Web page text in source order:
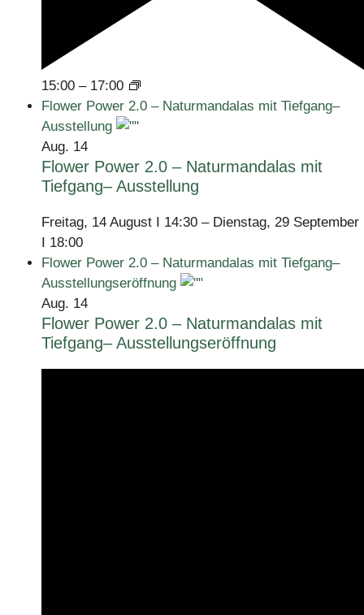
15:00 – 17:00
Flower Power 2.0 – Naturmandalas mit Tiefgang–
Ausstellung
Aug. 14
Flower Power 2.0 – Naturmandalas mit
Tiefgang– Ausstellung
Freitag, 14 August I 14:30 – Dienstag, 29 September
I 18:00
Flower Power 2.0 – Naturmandalas mit Tiefgang–
Ausstellungseröffnung
Aug. 14
Flower Power 2.0 – Naturmandalas mit
Tiefgang– Ausstellungseröffnung